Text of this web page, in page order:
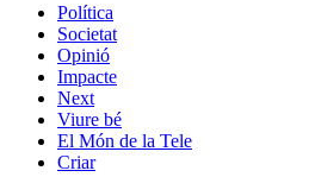
Política
Societat
Opinió
Impacte
Next
Viure bé
El Món de la Tele
Criar